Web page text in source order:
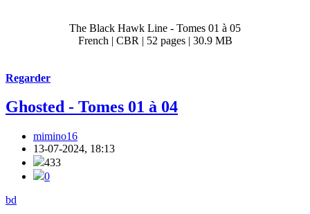
The Black Hawk Line - Tomes 01 à 05
French | CBR | 52 pages | 30.9 MB
Regarder
Ghosted - Tomes 01 à 04
mimino16
13-07-2024, 18:13
433
0
bd